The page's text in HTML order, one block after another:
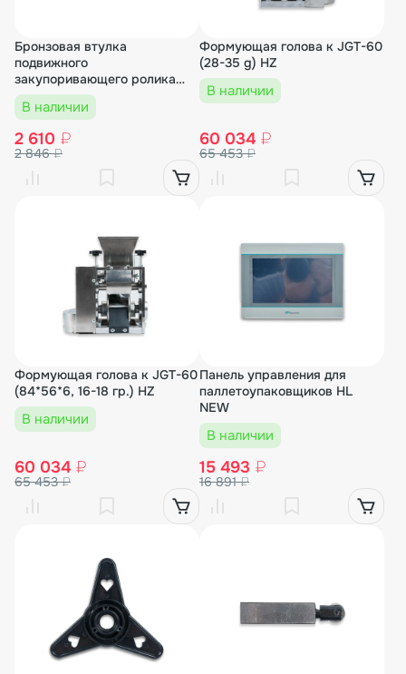
Бронзовая втулка
подвижного
закупоривающего ролика
для DK-50/D
В наличии
2 610 ₽
2 846₽
Формующая голова к JGT-60
(28-35 g) HZ
В наличии
60 034 ₽
65 453₽
Формующая голова к JGT-60
(84*56*6, 16-18 гр.) HZ
В наличии
60 034 ₽
65 453₽
Панель управления для
паллетоупаковщиков HL
NEW
В наличии
15 493 ₽
16 891₽